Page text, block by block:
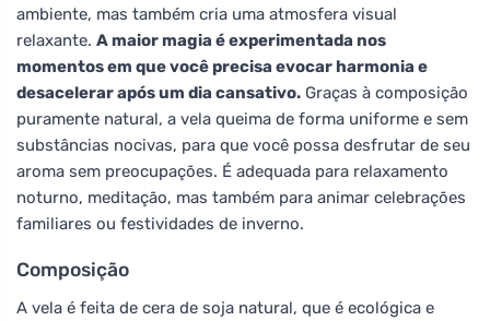
ambiente, mas também cria uma atmosfera visual
relaxante. A maior magia é experimentada nos
momentos em que você precisa evocar harmonia e
desacelerar após um dia cansativo. Graças à composição
puramente natural, a vela queima de forma uniforme e sem
substâncias nocivas, para que você possa desfrutar de seu
aroma sem preocupações. É adequada para relaxamento
noturno, meditação, mas também para animar celebrações
familiares ou festividades de inverno.
Composição
A vela é feita de cera de soja natural, que é ecológica e